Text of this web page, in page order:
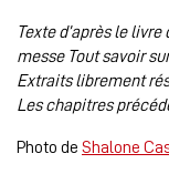
Texte d’après le
messe Tout savoir
Extraits librement
Les chapitres
Photo de Shalone